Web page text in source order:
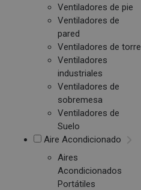
Ventiladores de pie
Ventiladores de
pared
Ventiladores de torre
Ventiladores
industriales
Ventiladores de
sobremesa
Ventiladores de
Suelo
Aire Acondicionado
Aires
Acondicionados
Portátiles